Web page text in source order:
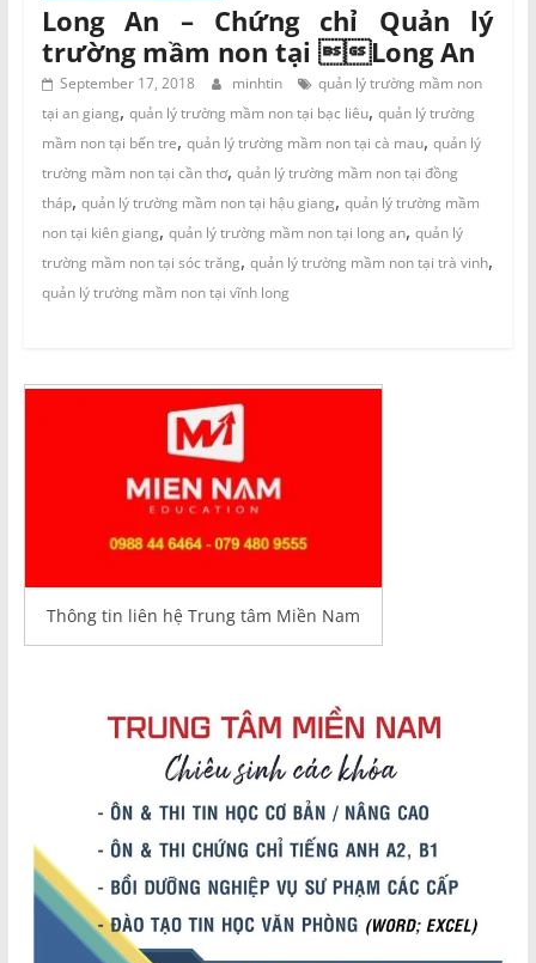
Long An – Chứng chỉ Quản lý
trường mầm non tại Long An
September 17, 2018 minhtin
quản lý trường mầm non
tại an giang, quản lý trường mầm non tại bạc liêu, quản lý trường
mầm non tại bến tre, quản lý trường mầm non tại cà mau, quản lý
trường mầm non tại cần thơ, quản lý trường mầm non tại đồng
tháp, quản lý trường mầm non tại hậu giang, quản lý trường mầm
non tại kiên giang, quản lý trường mầm non tại long an, quản lý
trường mầm non tại sóc trăng, quản lý trường mầm non tại trà vinh,
quản lý trường mầm non tại vĩnh long
Thông tin liên hệ Trung tâm Miền Nam